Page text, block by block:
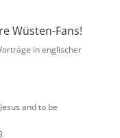
Wüsten-Fans!
in englischer
and to be